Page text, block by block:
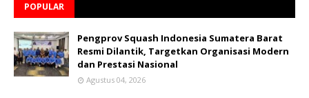
POPULAR
Pengprov Squash Indonesia Sumatera Barat
Resmi Dilantik, Targetkan Organisasi Modern
dan Prestasi Nasional
Agustus 04, 2026